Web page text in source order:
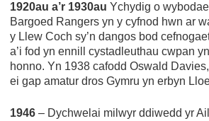
1920au a’r 1930au Ychydig o
Bargoed Rangers yn y cyfnod hwn ar
y Llew Coch sy’n dangos bod
a’i fod yn ennill cystadleuthau cwpan
honno. Yn 1938 cafodd Oswald
ei gap amatur dros Gymru yn erbyn
1946 – Dychwelai milwyr ddiwedd yr